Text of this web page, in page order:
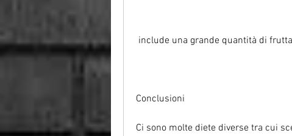
include una grande quantità di
Conclusioni
Ci sono molte diete diverse tra cui